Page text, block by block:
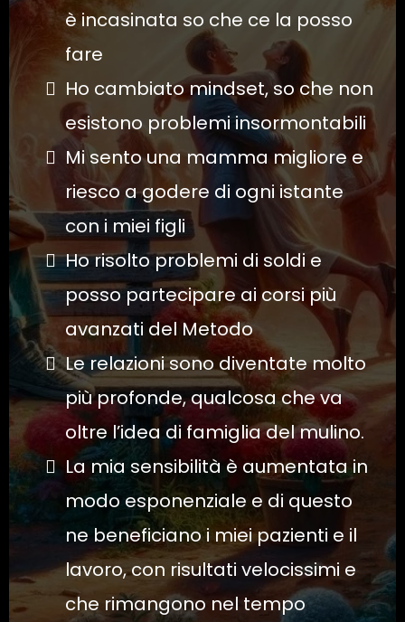
è incasinata so che ce la posso
fare
Ho cambiato mindset, so che non
esistono problemi insormontabili
Mi sento una mamma migliore e
riesco a godere di ogni istante
con i miei figli
Ho risolto problemi di soldi e
posso partecipare ai corsi più
avanzati del Metodo
Le relazioni sono diventate molto
più profonde, qualcosa che va
oltre l’idea di famiglia del mulino.
La mia sensibilità è aumentata in
modo esponenziale e di questo
ne beneficiano i miei pazienti e il
lavoro, con risultati velocissimi e
che rimangono nel tempo